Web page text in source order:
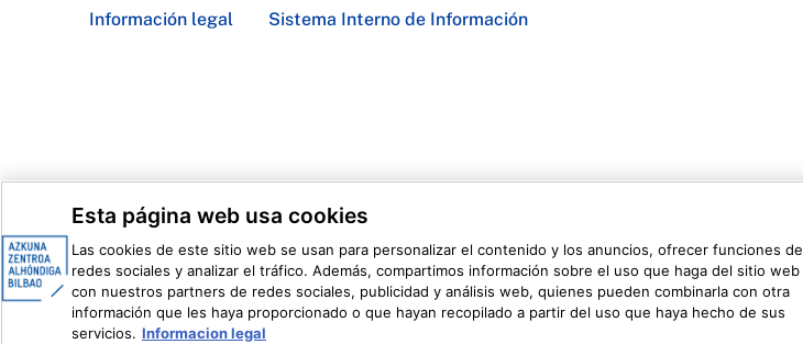
Información legal Sistema Interno de Información
Esta página web usa cookies
Las cookies de este sitio web se usan para personalizar el contenido y los anuncios, ofrecer funciones de
redes sociales y analizar el tráfico. Además, compartimos información sobre el uso que haga del sitio web
con nuestros partners de redes sociales, publicidad y análisis web, quienes pueden combinarla con otra
información que les haya proporcionado o que hayan recopilado a partir del uso que haya hecho de sus
servicios. Informacion legal